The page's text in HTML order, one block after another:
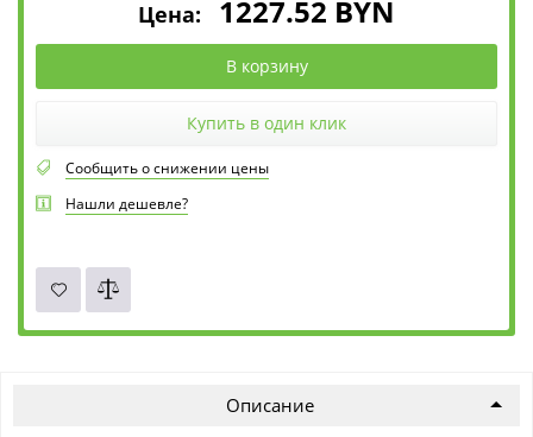
Цена: 1227.52 BYN
В корзину
Купить в один клик
Сообщить о снижении цены
Нашли дешевле?
Описание